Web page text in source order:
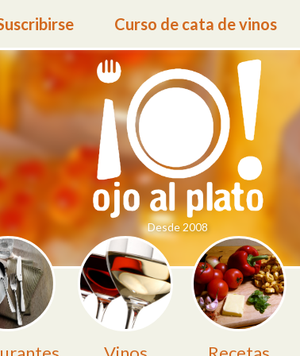
Curso de cata de vinos
Desde 2008